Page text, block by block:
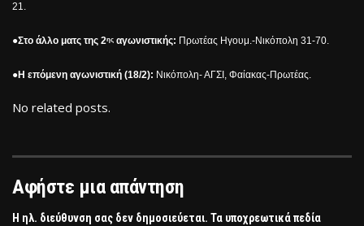
21.
●Στο άλλο ματς της 2ης αγωνιστικής: Πρωτέας Ηγουμ.-Νικόπολη 31-70.
●Η επόμενη αγωνιστική (18/2): Νικόπολη- ΑΓΣΙ, Φαίακας-Πρωτέας.
No related posts.
Αφήστε μια απάντηση
Η ηλ. διεύθυνση σας δεν δημοσιεύεται. Τα υποχρεωτικά πεδία